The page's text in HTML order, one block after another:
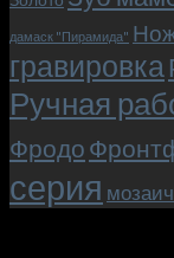
дамаск "Пирамида"
гравировка
Ручная
Фродо
серия